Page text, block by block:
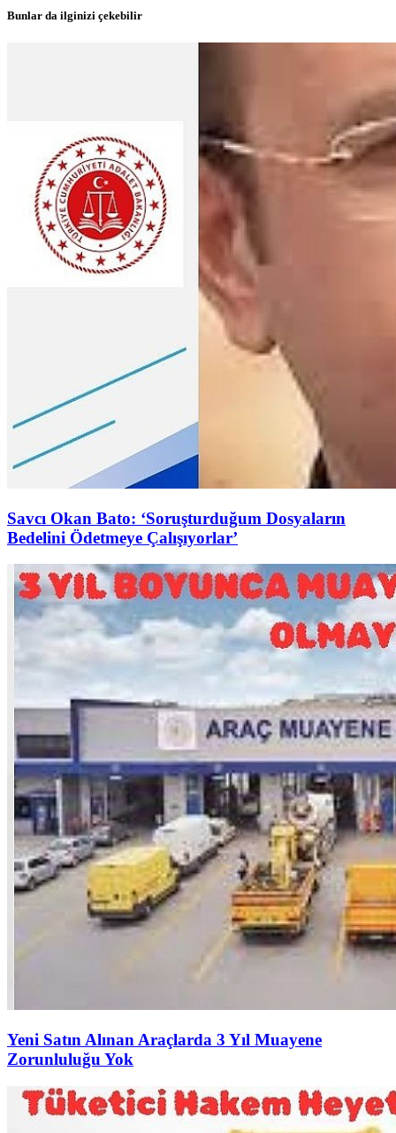
Bunlar da ilginizi çekebilir
Savcı Okan Bato: ‘Soruşturduğum Dosyaların
Bedelini Ödetmeye Çalışıyorlar’
Yeni Satın Alınan Araçlarda 3 Yıl Muayene
Zorunluluğu Yok